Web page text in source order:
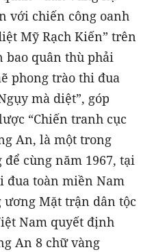
với chiến công oanh
Mỹ Rạch Kiến” trên
bao quân thù phải
phong trào thi đua
mà diệt”, góp
“Chiến tranh cục
An, là một trong
cùng năm 1967, tại
đua toàn miền Nam
Mặt trận dân tộc
Nam quyết định
An 8 chữ vàng